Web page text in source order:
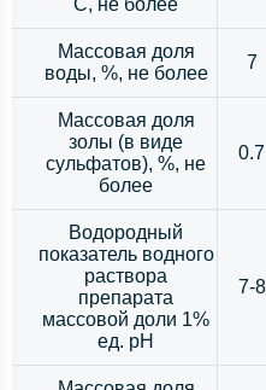
С, не более
Массовая доля
воды, %, не более
7
Массовая доля
золы (в виде
сульфатов), %, не
более
0.7
Водородный
показатель водного
раствора
препарата
массовой доли 1%
ед. рН
7-8